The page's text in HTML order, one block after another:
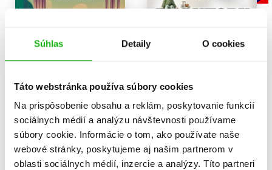
Súhlas Detaily O cookies
Táto webstránka používa súbory cookies
Na prispôsobenie obsahu a reklám, poskytovanie funkcií
sociálnych médií a analýzu návštevnosti používame
súbory cookie. Informácie o tom, ako používate naše
webové stránky, poskytujeme aj našim partnerom v
oblasti sociálnych médií, inzercie a analýzy. Títo partneri
Příběhy čtvrtí: Nusle
Lucie Hášová Truhelková
14,02 €
Do košíka
Traktory
Lucie Hášová Truhelková
10,19 €
Do košíka